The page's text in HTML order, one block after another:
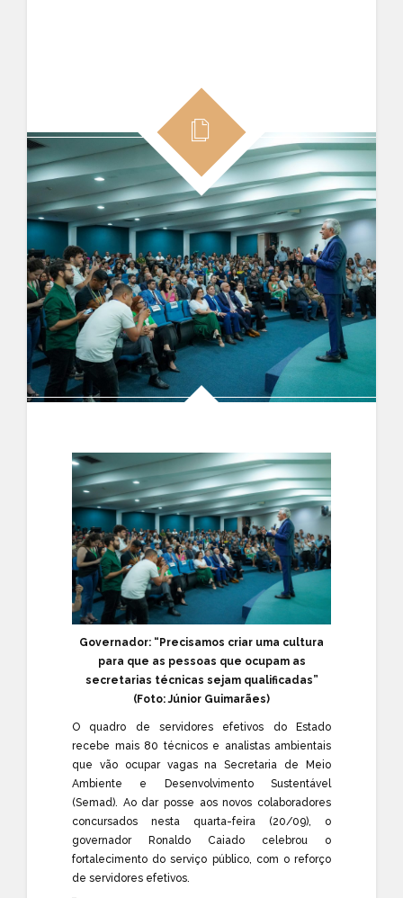
Governador: “Precisamos criar uma cultura
para que as pessoas que ocupam as
secretarias técnicas sejam qualificadas”
(Foto: Júnior Guimarães)
O quadro de servidores efetivos do Estado
recebe mais 80 técnicos e analistas ambientais
que vão ocupar vagas naSecretaria de Meio
Ambiente e Desenvolvimento Sustentável
(Semad). Ao dar posse aos novos colaboradores
concursados nesta quarta-feira (20/09), o
governador Ronaldo Caiado celebrou o
fortalecimento do serviço público, com o reforço
de servidores efetivos.